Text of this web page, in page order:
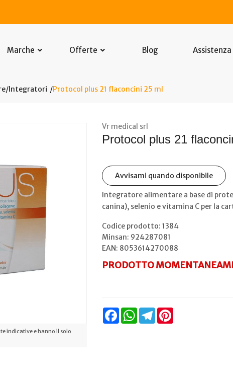
Marche Offerte Blog Assistenza
/Integratori Protocol plus 21 flaconcini 25 ml
indicative e hanno il solo
Vr medical srl
Protocol plus 21
Avvisami quando disponibile
Integratore alimentare a base di
canina), selenio e vitamina C per la
Codice prodotto: 1384
Minsan: 924287081
EAN: 8053614270088
PRODOTTO
FacebookWhatsAppTelegram